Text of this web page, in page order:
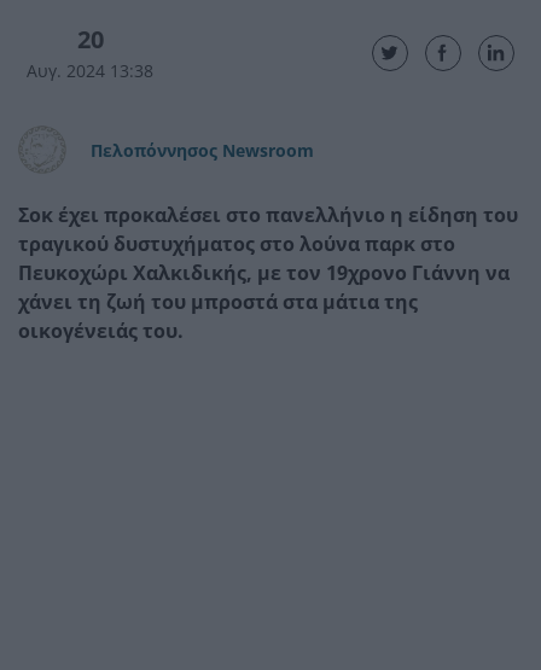
20
Αυγ. 2024 13:38
Πελοπόννησος Newsroom
Σοκ έχει προκαλέσει στο πανελλήνιο η είδηση του
τραγικού δυστυχήματος στο λούνα παρκ στο
Πευκοχώρι Χαλκιδικής, με τον 19χρονο Γιάννη να
χάνει τη ζωή του μπροστά στα μάτια της
οικογένειάς του.